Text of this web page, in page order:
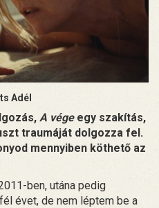
Adél
A végeegy szakítás,
traumáját dolgozza fel.
mennyiben köthető az
ben, utána pedig
évet, de nem léptem be a